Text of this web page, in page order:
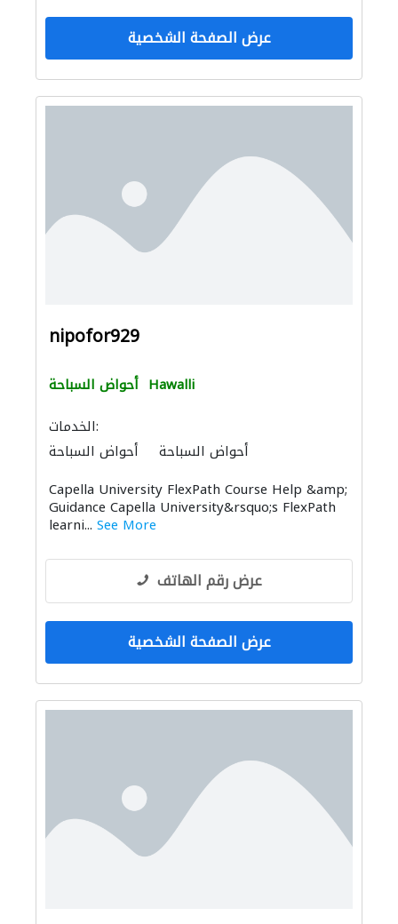
عرض الصفحة الشخصية
nipofor929
أحواض السباحة Hawalli
الخدمات:
أحواض السباحة
أحواض السباحة
Capella University FlexPath Course Help &amp;
Guidance Capella University&rsquo;s FlexPath
learni... See More
عرض رقم الهاتف
عرض الصفحة الشخصية